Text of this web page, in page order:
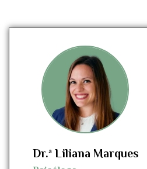
Dr.ª Liliana Marques